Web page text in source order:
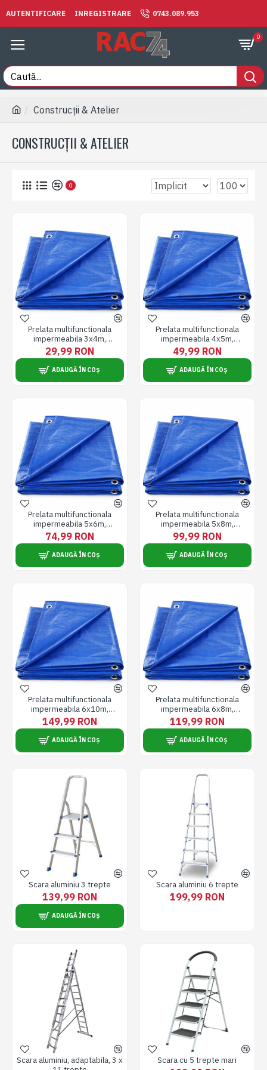
AUTENTIFICARE INREGISTRARE 0743.089.953
0
Construcții & Atelier
CONSTRUCȚII & ATELIER
0
Prelata multifunctionala
impermeabila 3x4m,
densitate 90g / m², fata dubla,
inele de prindere metalice,
rezistenta UV, albastru
29,99 RON
ADAUGĂ ÎN COȘ
Prelata multifunctionala
impermeabila 4x5m,
densitate 90g / m², fata dubla,
inele de prindere metalice,
rezistenta UV, albastru
49,99 RON
ADAUGĂ ÎN COȘ
Prelata multifunctionala
impermeabila 5x6m,
densitate 90g / m², fata dubla,
inele de prindere metalice,
rezistenta UV, albastru
74,99 RON
ADAUGĂ ÎN COȘ
Prelata multifunctionala
impermeabila 5x8m,
densitate 90g / m², fata dubla,
inele de prindere metalice,
rezistenta UV, albastru
99,99 RON
ADAUGĂ ÎN COȘ
Prelata multifunctionala
impermeabila 6x10m,
densitate 90g / m², fata dubla,
inele de prindere metalice,
rezistenta UV, albastru
149,99 RON
ADAUGĂ ÎN COȘ
Prelata multifunctionala
impermeabila 6x8m,
densitate 90g / m², fata dubla,
inele de prindere metalice,
rezistenta UV, albastru
119,99 RON
ADAUGĂ ÎN COȘ
Scara aluminiu 3 trepte
139,99 RON
ADAUGĂ ÎN COȘ
Scara aluminiu 6 trepte
199,99 RON
Scara aluminiu, adaptabila, 3 x
Scara cu 5 trepte mari